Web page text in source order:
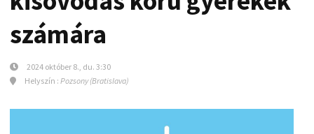
számára
2024 október 8., du. 3:30
Helyszín : Pozsony (Bratislava)